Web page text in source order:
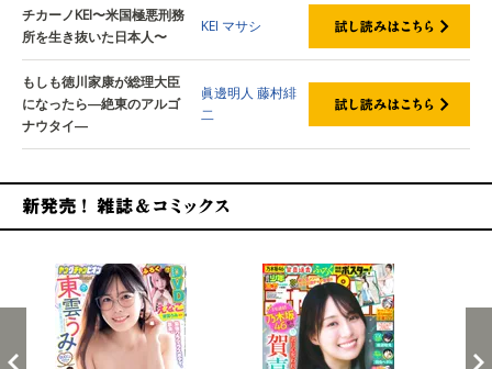
チカーノKEI〜米国極悪刑務
所を生き抜いた日本人〜
KEI マサシ
もしも徳川家康が総理大臣
になったら―絶東のアルゴ
ナウタイ―
眞邊明人 藤村緋
二